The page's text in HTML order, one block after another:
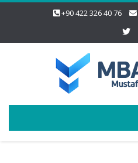
+90 422 326 40 76